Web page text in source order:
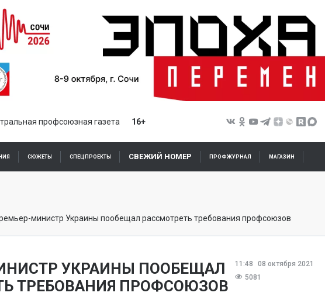
профсоюзная газета 16+
СЮЖЕТЫ СПЕЦПРОЕКТЫ СВЕЖИЙ НОМЕР ПРОФЖУРНАЛ МАГАЗИН
министр Украины пообещал рассмотреть требования профсоюзов
11:48
08 октября 2021
5081
УКРАИНЫ ПООБЕЩАЛ
ТРЕБОВАНИЯ ПРОФСОЮЗОВ